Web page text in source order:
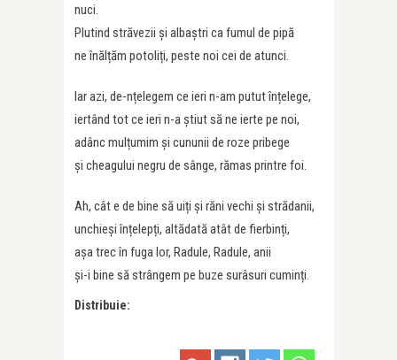
nuci.
Plutind străvezii și albaștri ca fumul de pipă
ne înălțăm potoliți, peste noi cei de atunci.
Iar azi, de-nțelegem ce ieri n-am putut înțelege,
iertând tot ce ieri n-a știut să ne ierte pe noi,
adânc mulțumim și cununii de roze pribege
și cheagului negru de sânge, rămas printre foi.
Ah, cât e de bine să uiți și răni vechi și strădanii,
unchieși înțelepți, altădată atât de fierbinți,
așa trec în fuga lor, Radule, Radule, anii
și-i bine să strângem pe buze surâsuri cuminți.
Distribuie: